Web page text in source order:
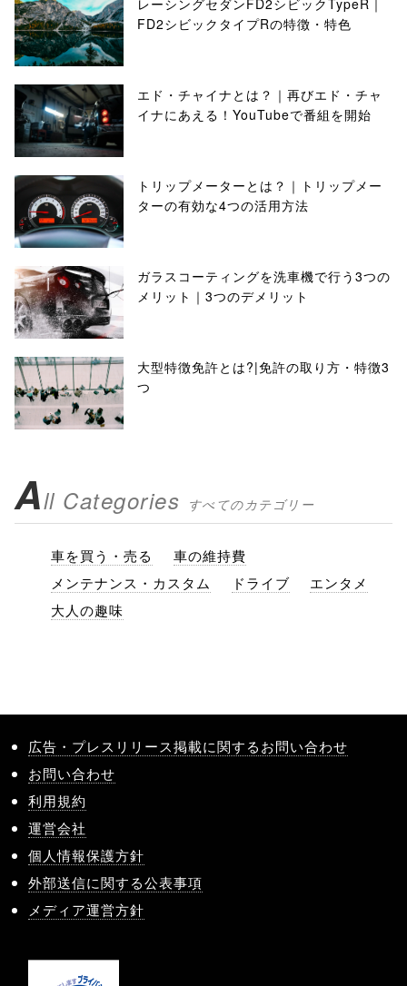
レーシングセダンFD2シビックTypeR｜
FD2シビックタイプRの特徴・特色
エド・チャイナとは？｜再びエド・チャ
イナにあえる！YouTubeで番組を開始
トリップメーターとは？｜トリップメー
ターの有効な4つの活用方法
ガラスコーティングを洗車機で行う3つの
メリット｜3つのデメリット
大型特徴免許とは?|免許の取り方・特徴3
つ
All Categories すべてのカテゴリー
車を買う・売る
車の維持費
メンテナンス・カスタム
ドライブ
エンタメ
大人の趣味
広告・プレスリリース掲載に関するお問い合わせ
お問い合わせ
利用規約
運営会社
個人情報保護方針
外部送信に関する公表事項
メディア運営方針